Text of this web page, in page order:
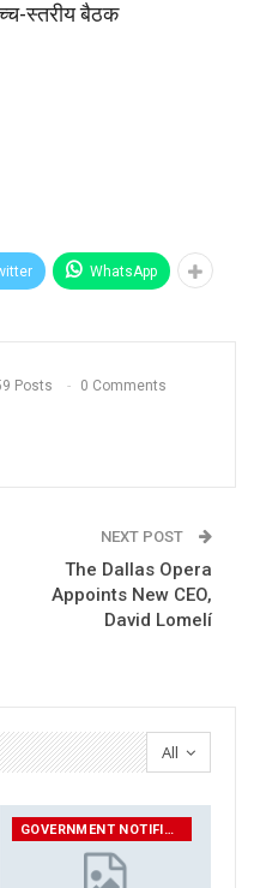
स्तरीय बैठक
WhatsApp
Posts 0 Comments
NEXT POST
The Dallas Opera
Appoints New CEO,
David Lomelí
All
GOVERNMENT NOTIFICATIONS